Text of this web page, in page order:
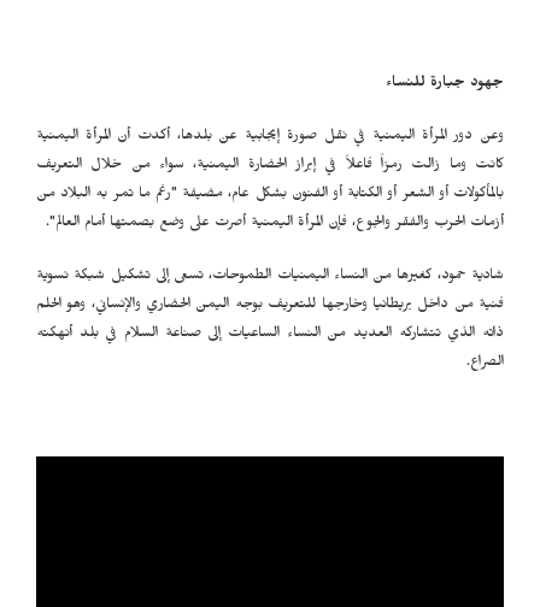
جهود جبارة للنساء
وعن دور المرأة اليمنية في نقل صورة إيجابية عن بلدها، أكدت أن المرأة اليمنية
كانت وما زالت رمزاً فاعلاً في إبراز الحضارة اليمنية، سواء من خلال التعريف
بالمأكولات أو الشعر أو الكتابة أو الفنون بشكل عام، مضيفة "رغم ما تمر به البلاد من
أزمات الحرب والفقر والجوع، فإن المرأة اليمنية أصرت على وضع بصمتها أمام العالم".
شادية حمود، كغيرها من النساء اليمنيات الطموحات، تسعى إلى تشكيل شبكة نسوية
فنية من داخل بريطانيا وخارجها للتعريف بوجه اليمن الحضاري والإنساني، وهو الحلم
ذاته الذي تتشاركه العديد من النساء الساعيات إلى صناعة السلام في بلد أنهكته
الصراع.